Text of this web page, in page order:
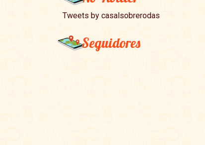
Tweets by casalsobrerodas
Seguidores